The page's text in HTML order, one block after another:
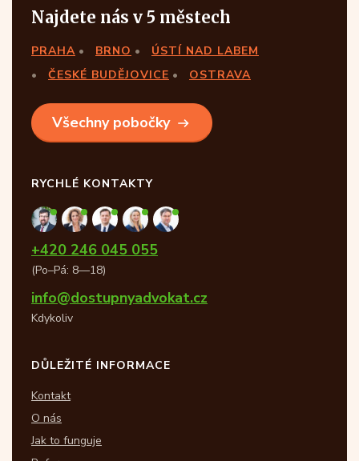
Najdete nás v 5 městech
PRAHA BRNO
ÚSTÍ NAD LABEM
ČESKÉ BUDĚJOVICE
OSTRAVA
Všechny pobočky
RYCHLÉ KONTAKTY
+420 246 045 055
(Po–Pá: 8—18)
info@dostupnyadvokat.cz
Kdykoliv
DŮLEŽITÉ INFORMACE
Kontakt
O nás
Jak to funguje